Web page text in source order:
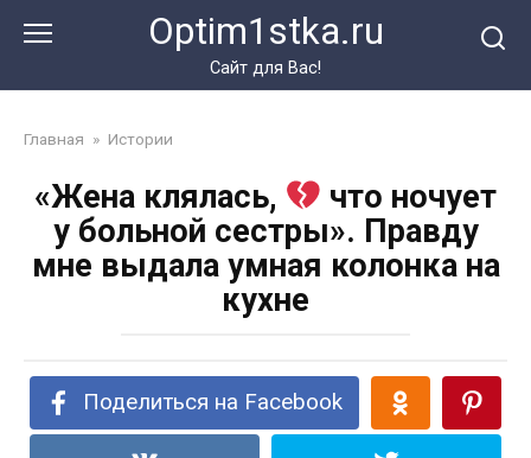
Optim1stka.ru
Сайт для Вас!
Главная » Истории
«Жена клялась,
что ночует
у больной сестры». Правду
мне выдала умная колонка на
кухне
Поделиться на Facebook